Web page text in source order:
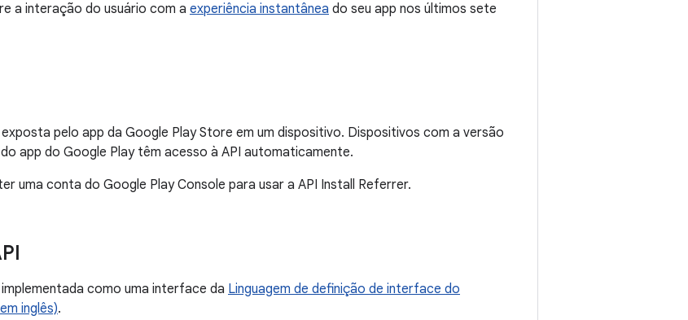
a interação do usuário com a experiência instantânea do seu app nos últimos sete
pelo app da Google Play Store em um dispositivo. Dispositivos com a versão
app do Google Play têm acesso à API automaticamente.
uma conta do Google Play Console para usar a API Install Referrer.
como uma interface da Linguagem de definição de interface do
inglês).